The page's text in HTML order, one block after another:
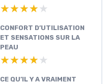
★★★★★
★★★★★
CONFORT D’UTILISATION
ET SENSATIONS SUR LA
PEAU
★★★★★
★★★★★
CE QU’IL Y A VRAIMENT